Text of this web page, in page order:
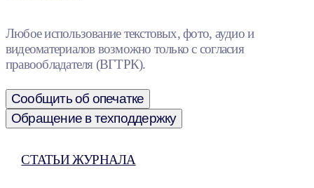
Любое использование текстовых, фото, аудио и
видеоматериалов возможно только с согласия
правообладателя (ВГТРК).
Сообщить об опечатке
Обращение в техподдержку
СТАТЬИ ЖУРНАЛА